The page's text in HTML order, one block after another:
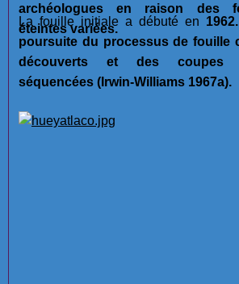
archéologues en raison des
éteintes variées.
La fouille initiale a débuté en
poursuite du processus de fouille
découverts et des coupes
séquencées (Irwin-Williams 1967a).